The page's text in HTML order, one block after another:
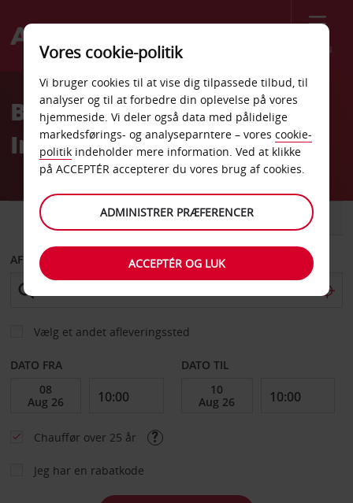
Menu
Welcome
AvisBiludlejning Miami
Internationale Lufthavn
VAREVOGN
AFHENT FRA
Vælg et andet afleveringssted
DATO FRA DATO TIL
Chauffør over 25 år
Jeg har en rabatkode
Vores cookie-politik
Vi bruger cookies til at vise dig tilpassede tilbud, til
analyser og til at forbedre din oplevelse på vores
hjemmeside. Vi deler også data med pålidelige
markedsførings- og analyseparntere – vores cookie-
politik indeholder mere information. Ved at klikke
på ACCEPTÉR accepterer du vores brug af cookies.
ADMINISTRER PRÆFERENCER
ACCEPTÉR OG LUK